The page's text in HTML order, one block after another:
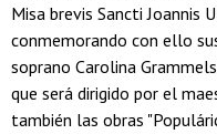
Misa brevis Sancti Joannis
conmemorando con ello
soprano Carolina
que será dirigido por el
también las obras